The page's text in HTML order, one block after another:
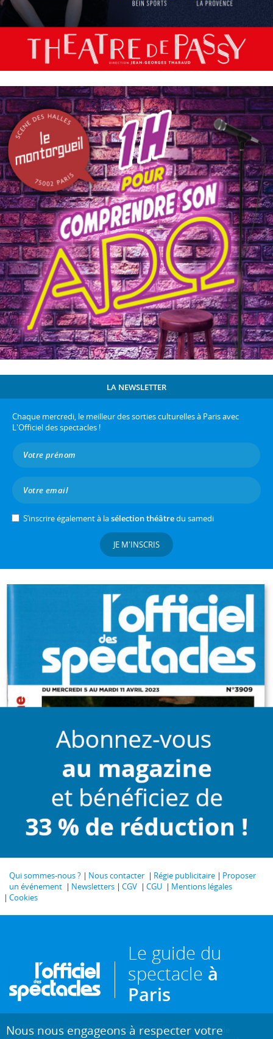
LA NEWSLETTER
Chaque mercredi, le meilleur des sorties culturelles à Paris avec
L'Officiel des spectacles !
S’inscrire également à lasélection théâtredu samedi
JE M'INSCRIS
Qui sommes-nous ? Nous contacter Régie publicitaire
Proposer
un événement
Newsletters CGV CGU
Mentions légales
Cookies
Le guide du
spectacle à
Paris
Créé en 1946, L'Officiel des spectacles estl'hebdomadaire de
Nous nous engageons à respecter votre